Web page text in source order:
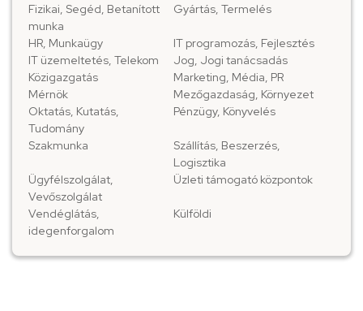
Fizikai, Segéd, Betanított
munka
Gyártás, Termelés
HR, Munkaügy
IT programozás, Fejlesztés
IT üzemeltetés, Telekom
Jog, Jogi tanácsadás
Közigazgatás
Marketing, Média, PR
Mérnök
Mezőgazdaság, Környezet
Oktatás, Kutatás,
Tudomány
Pénzügy, Könyvelés
Szakmunka
Szállítás, Beszerzés,
Logisztika
Ügyfélszolgálat,
Vevőszolgálat
Üzleti támogató központok
Vendéglátás,
idegenforgalom
Külföldi